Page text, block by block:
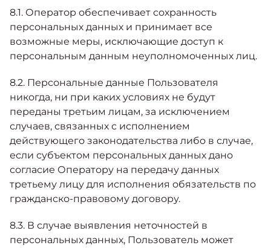
8.1. Оператор обеспечивает сохранность
персональных данных и принимает все
возможные меры, исключающие доступ к
персональным данным неуполномоченных лиц.
8.2. Персональные данные Пользователя
никогда, ни при каких условиях не будут
переданы третьим лицам, за исключением
случаев, связанных с исполнением
действующего законодательства либо в случае,
если субъектом персональных данных дано
согласие Оператору на передачу данных
третьему лицу для исполнения обязательств по
гражданско-правовому договору.
8.3. В случае выявления неточностей в
персональных данных, Пользователь может